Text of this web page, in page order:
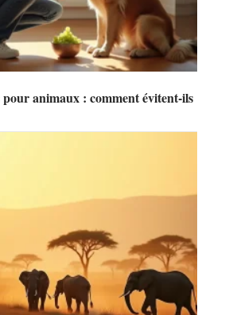
animaux : comment évitent-ils